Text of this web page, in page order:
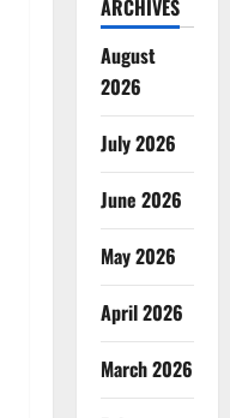
ARCHIVES
August
2026
July 2026
June 2026
May 2026
April 2026
March 2026